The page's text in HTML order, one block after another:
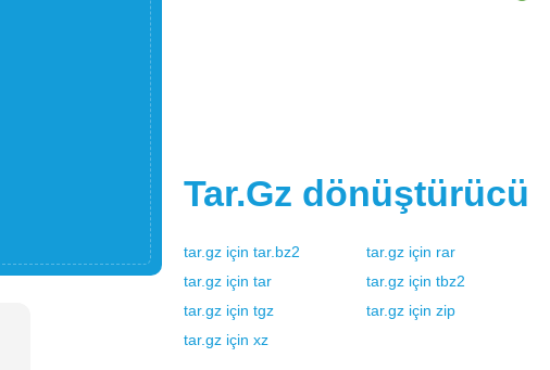
Tar.gz dönüştürücü
tar.gz için tar.bz2 tar.gz için rar
tar.gz için tar tar.gz için tbz2
tar.gz için tgz tar.gz için zip
tar.gz için xz